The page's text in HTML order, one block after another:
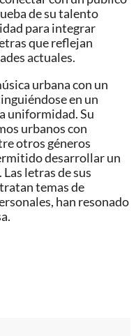
de su talento
para integrar
que reflejan
actuales.
urbana con un
en un
uniformidad. Su
urbanos con
otros géneros
desarrollar un
letras de sus
temas de
han resonado